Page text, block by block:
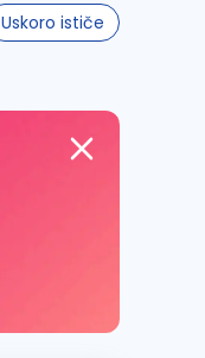
Uskoro ističe